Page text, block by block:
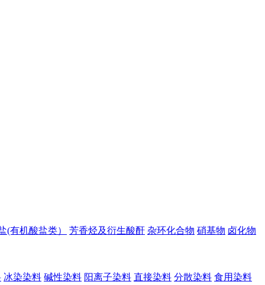
(有机酸盐类） 芳香烃及衍生酸酐 杂环化合物 硝基物 卤化物
冰染染料 碱性染料 阳离子染料 直接染料 分散染料 食用染料